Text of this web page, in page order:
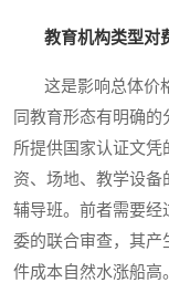
教育机构类型对
这是影响总体价格
同教育形态有明确
所提供国家认证文凭
资、场地、教学设
辅导班。前者需要经
委的联合审查，其产
件成本自然水涨船高